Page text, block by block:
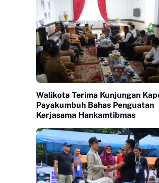
Walikota Terima Kunjungan
Payakumbuh Bahas Penguatan
Kerjasama Hankamtibmas